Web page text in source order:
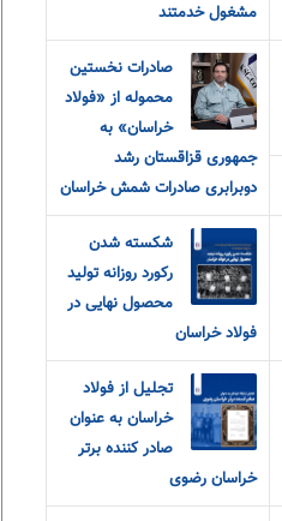
مشغول خدمتند
صادرات نخستین
محموله از «فولاد
خراسان» به
جمهوری قزاقستان رشد
دوبرابری صادرات شمش خراسان
شکسته شدن
رکورد روزانه تولید
محصول نهایی در
فولاد خراسان
تجلیل از فولاد
خراسان به عنوان
صادر کننده برتر
خراسان رضوی